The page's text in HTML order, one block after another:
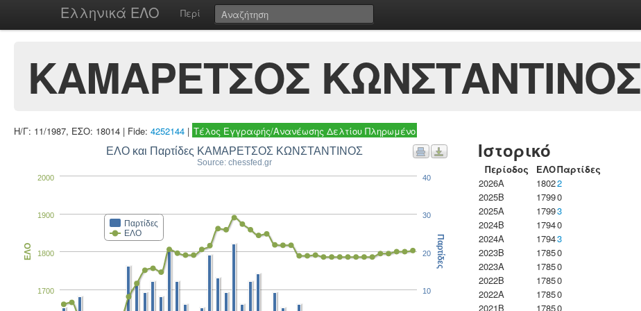
Ελληνικά ΕΛΟ Περί
ΚΑΜΑΡΕΤΣΟΣ ΚΩΝΣΤΑΝΤΙΝΟΣ
Η/Γ: 11/1987, ΕΣΟ: 18014 | Fide: 4252144 | Τέλος Εγγραφής/Ανανέωσης Δελτίου Πληρωμένο
ΕΛΟ και Παρτίδες ΚΑΜΑΡΕΤΣΟΣ ΚΩΝΣΤΑΝΤΙΝΟΣ
Source: chessfed.gr
Παρτίδες
ΕΛΟ
1700
1800
1900
2000
ΕΛΟ
10
20
30
40
Παρτίδες
Ιστορικό
Περίοδος ΕΛΟΠαρτίδες
2026A
18022
2025B
17990
2025A
17993
2024B
17940
2024A
17943
2023B
17850
2023Α
17850
2022B
17850
2022A
17850
2021B
17850